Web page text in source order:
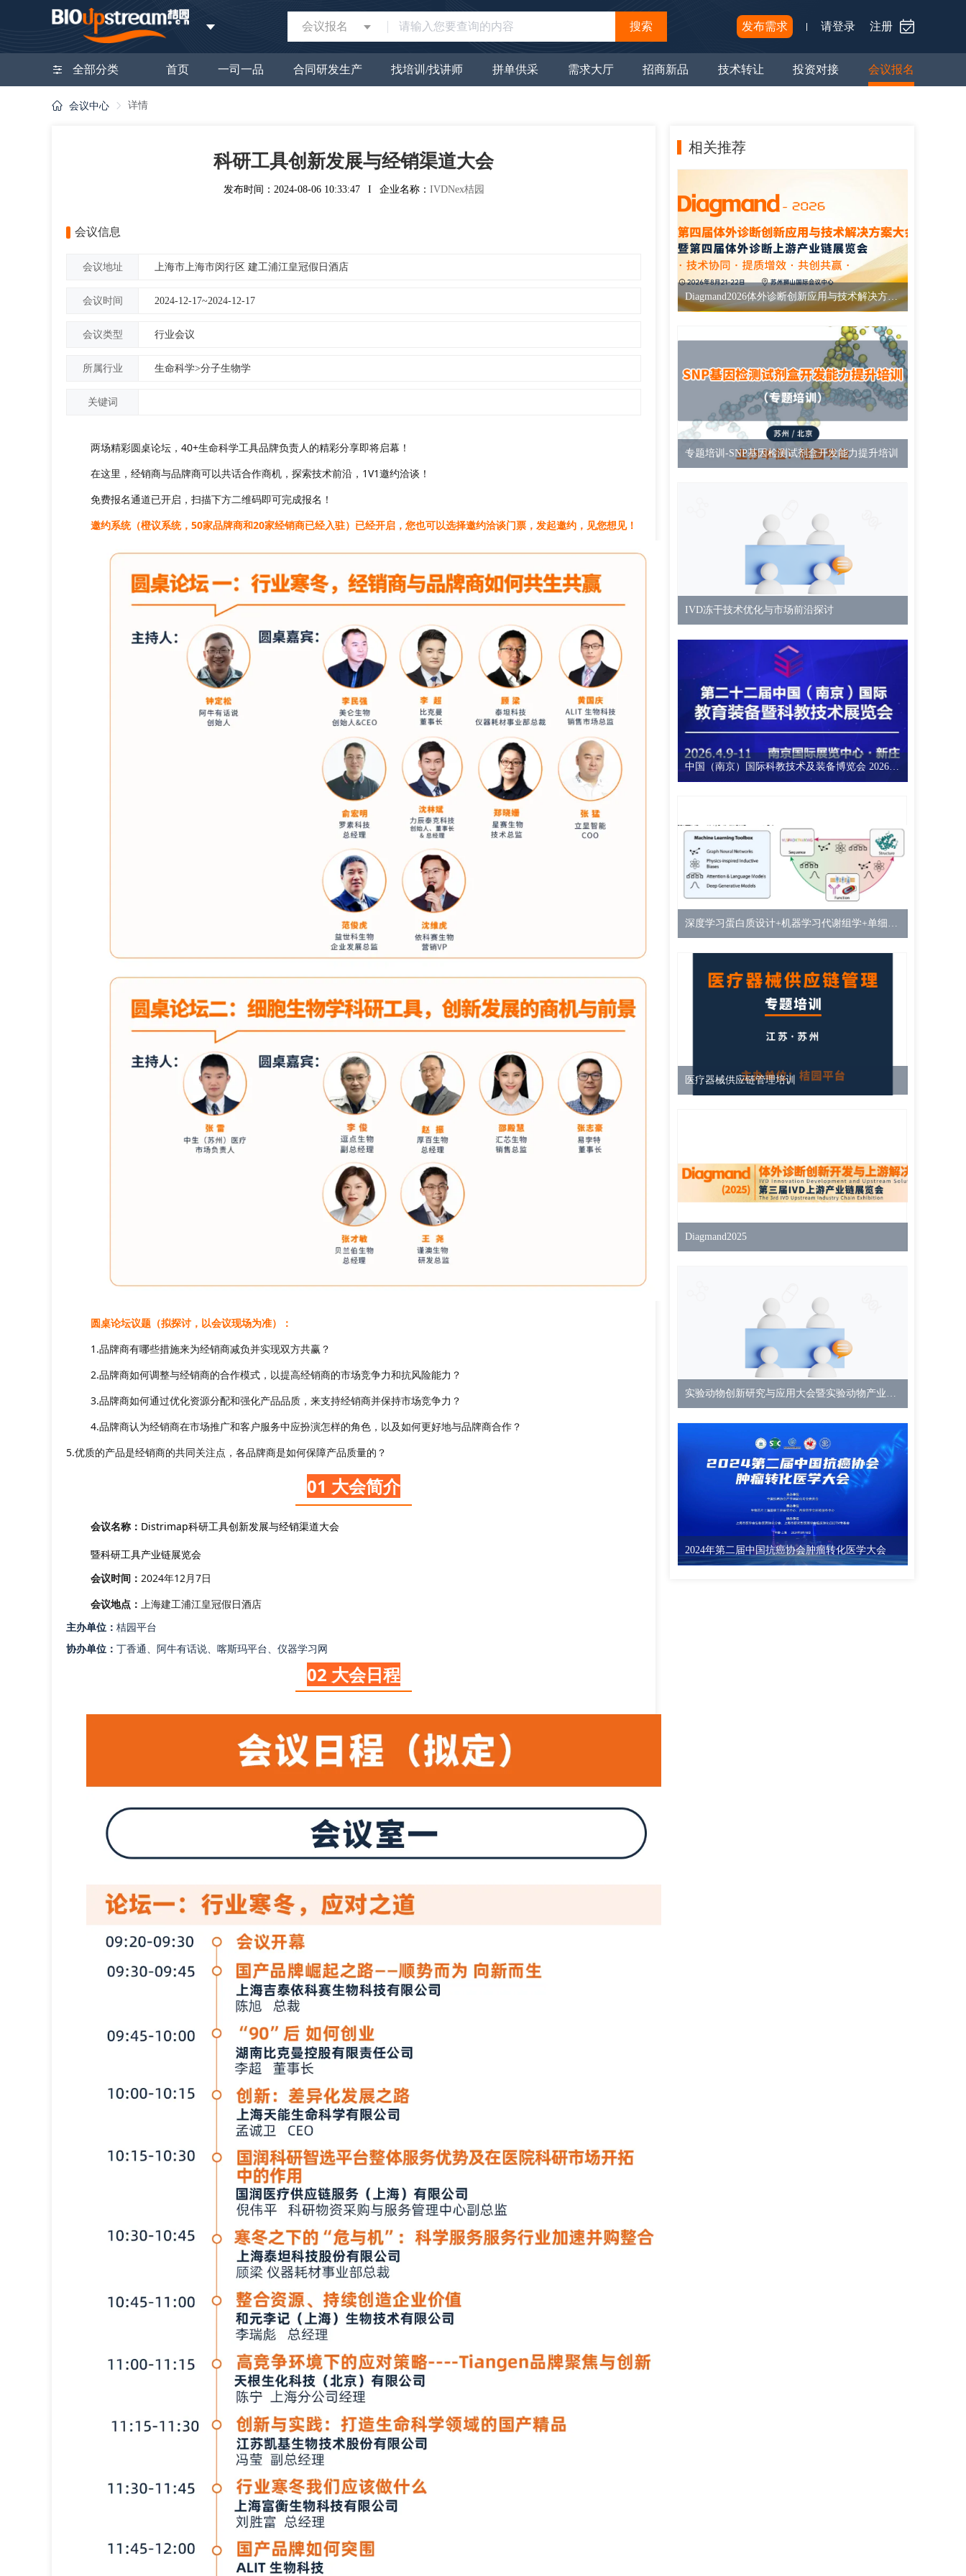
会议报名 搜索 发布需求 请登录 注册
全部分类 首页 一司一品 合同研发生产 找培训/找讲师 拼单供采 需求大厅 招商新品 技术转让 投资对接 会议报名
会议中心 详情
科研工具创新发展与经销渠道大会
发布时间：2024-08-06 10:33:47 I 企业名称： IVDNex桔园
会议信息
会议地址 上海市上海市闵行区 建工浦江皇冠假日酒店
会议时间 2024-12-17~2024-12-17
会议类型 行业会议
所属行业 生命科学>分子生物学
关键词
两场精彩圆桌论坛，40+生命科学工具品牌负责人的精彩分享即将启幕！
在这里，经销商与品牌商可以共话合作商机，探索技术前沿，1V1邀约洽谈！
免费报名通道已开启，扫描下方二维码即可完成报名！
邀约系统（橙议系统，50家品牌商和20家经销商已经入驻）已经开启，您也可以选择邀约洽谈门票，发起邀约，见您想见！
圆桌论坛议题（拟探讨，以会议现场为准）：
1.品牌商有哪些措施来为经销商减负并实现双方共赢？
2.品牌商如何调整与经销商的合作模式，以提高经销商的市场竞争力和抗风险能力？
3.品牌商如何通过优化资源分配和强化产品品质，来支持经销商并保持市场竞争力？
4.品牌商认为经销商在市场推广和客户服务中应扮演怎样的角色，以及如何更好地与品牌商合作？
5.优质的产品是经销商的共同关注点，各品牌商是如何保障产品质量的？
01 大会简介
会议名称： Distrimap科研工具创新发展与经销渠道大会
暨科研工具产业链展览会
会议时间： 2024年12月7日
会议地点： 上海建工浦江皇冠假日酒店
主办单位： 桔园平台
协办单位： 丁香通、阿牛有话说、喀斯玛平台、仪器学习网
02 大会日程
相关推荐
Diagmand2026体外诊断创新应用与技术解决方案大会
专题培训-SNP基因检测试剂盒开发能力提升培训
IVD冻干技术优化与市场前沿探讨
中国（南京）国际科教技术及装备博览会 2026二十二届中国南京教育装备暨科教技术展览会
深度学习蛋白质设计+机器学习代谢组学+单细胞多组学+CADD计算机辅助药物设计
医疗器械供应链管理培训
Diagmand2025
实验动物创新研究与应用大会暨实验动物产业链展览会
2024年第二届中国抗癌协会肿瘤转化医学大会